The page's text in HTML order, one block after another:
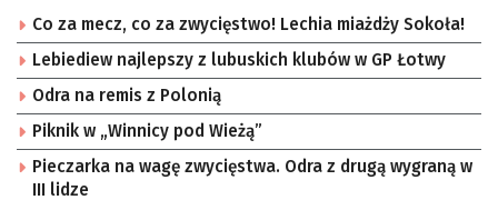
Co za mecz, co za zwycięstwo! Lechia miażdży Sokoła!
Lebiediew najlepszy z lubuskich klubów w GP Łotwy
Odra na remis z Polonią
Piknik w „Winnicy pod Wieżą”
Pieczarka na wagę zwycięstwa. Odra z drugą wygraną w
III lidze